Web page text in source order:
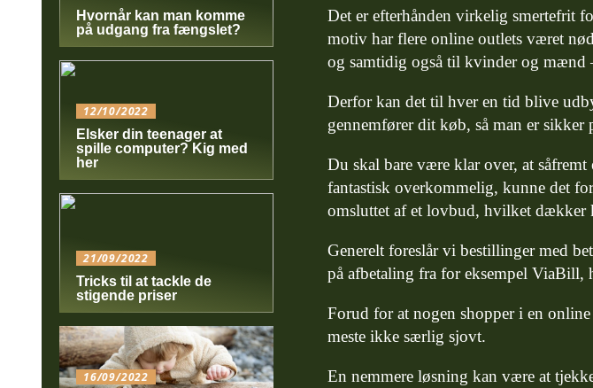
Det er efterhånden virkelig smertefrit
motiv har flere online outlets været
og samtidig også til kvinder og mænd
Derfor kan det til hver en tid blive
gennemfører dit køb, så man er sikker
Du skal bare være klar over, at
fantastisk overkommelig, kunne det
omsluttet af et lovbud, hvilket dækker
Generelt foreslår vi bestillinger med
på afbetaling fra for eksempel ViaBill,
Forud for at nogen shopper i en
meste ikke særlig sjovt.
En nemmere løsning kan være at
Hvornår kan man komme
på udgang fra fængslet?
12/10/2022
Elsker din teenager at
spille computer? Kig med
her
21/09/2022
Tricks til at tackle de
stigende priser
16/09/2022